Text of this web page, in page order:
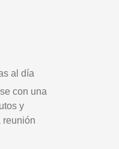
al día
con una
y
reunión